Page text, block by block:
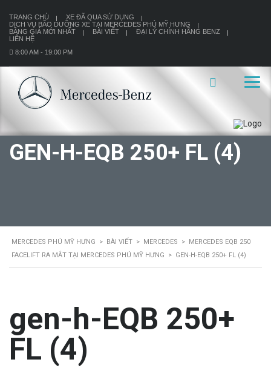
TRANG CHỦ
XE ĐÃ QUA SỬ DỤNG
DỊCH VỤ BÃO DƯỠNG XE TẠI MERCEDES PHÚ MỸ HƯNG
BẢNG GIÁ MỚI NHẤT
BÀI VIẾT
ĐẠI LÝ CHÍNH HÃNG BENZ
LIÊN HỆ
8:00 AM - 19:00 PM
GEN-H-EQB 250+ FL (4)
MERCEDES PHÚ MỸ HƯNG > BÀI VIẾT > MERCEDES >
MERCEDES EQB 250
FACELIFT RA MẮT TẠI MERCEDES PHÚ MỸ HƯNG
> GEN-H-EQB 250+ FL (4)
gen-h-EQB 250+
FL (4)